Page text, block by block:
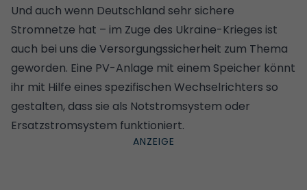
Und auch wenn Deutschland sehr sichere
Stromnetze hat – im Zuge des Ukraine-Krieges ist
auch bei uns die Versorgungssicherheit zum Thema
geworden. Eine PV-Anlage mit einem Speicher könnt
ihr mit Hilfe eines spezifischen Wechselrichters so
gestalten, dass sie als Notstromsystem oder
Ersatzstromsystem funktioniert.